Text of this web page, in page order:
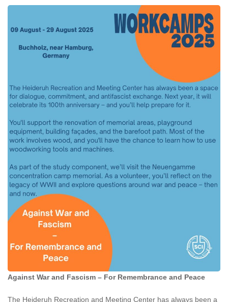
Against War and Fascism – For Remembrance and Peace
The Heideruh Recreation and Meeting Center has always been a